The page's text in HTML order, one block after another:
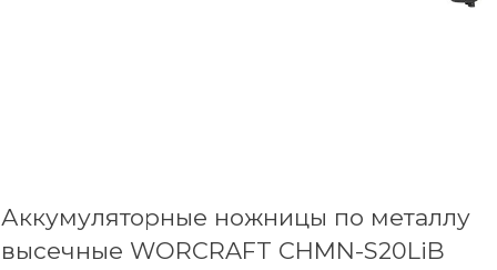
Аккумуляторные ножницы по металлу
высечные WORCRAFT CHMN-S20LiB